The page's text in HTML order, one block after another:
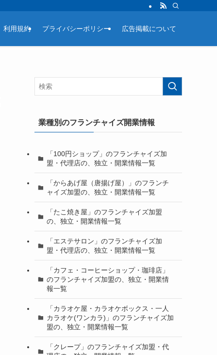
利用規約 プライバシーポリシー 広告掲載について
業種別のフランチャイズ開業情報
「100円ショップ」のフランチャイズ加
盟・代理店の、独立・開業情報一覧
「からあげ屋（唐揚げ屋）」のフランチ
ャイズ加盟の、独立・開業情報一覧
「たこ焼き屋」のフランチャイズ加盟
の、独立・開業情報一覧
「エステサロン」のフランチャイズ加
盟・代理店の、独立・開業情報一覧
「カフェ・コーヒーショップ・珈琲店」
のフランチャイズ加盟の、独立・開業情
報一覧
「カラオケ屋・カラオケボックス・一人
カラオケ(ワンカラ)」のフランチャイズ加
盟の、独立・開業情報一覧
「クレープ」のフランチャイズ加盟・代